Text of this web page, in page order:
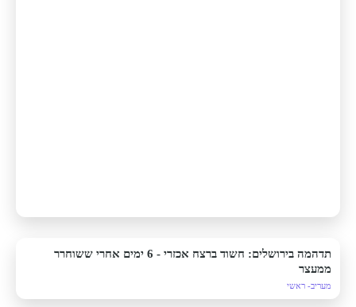
תדהמה בירושלים: חשוד ברצח אכזרי - 6 ימים אחרי ששוחרר
ממעצר
מעריב- ראשי